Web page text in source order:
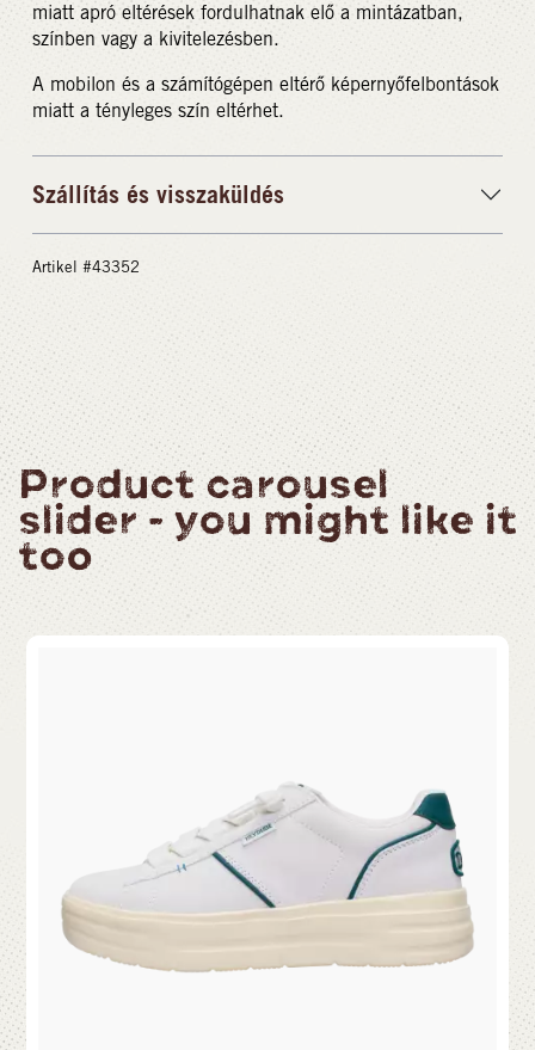
miatt apró eltérések fordulhatnak elő a mintázatban,
színben vagy a kivitelezésben.
A mobilon és a számítógépen eltérő képernyőfelbontások
miatt a tényleges szín eltérhet.
Szállítás és visszaküldés
Artikel #43352
Product carousel
slider - you might like it
too